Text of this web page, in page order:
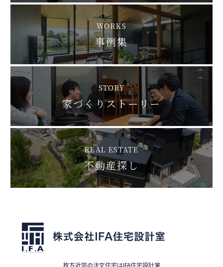
WORKS
事例集
STORY
家づくりストーリー
REAL ESTATE
不動産探し
枚方近郊の注文住宅はIFA住宅設計室